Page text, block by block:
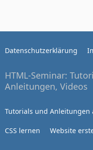
Datenschutzerklärung
HTML-Seminar:
Anleitungen, Videos
Tutorials und Anleitungen
CSS lernen Website